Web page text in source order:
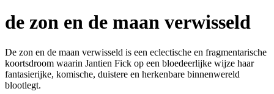
de zon en de maan verwisseld
De zon en de maan verwisseld is een eclectische en fragmentarische
koortsdroom waarin Jantien Fick op een bloedeerlijke wijze haar
fantasierijke, komische, duistere en herkenbare binnenwereld
blootlegt.